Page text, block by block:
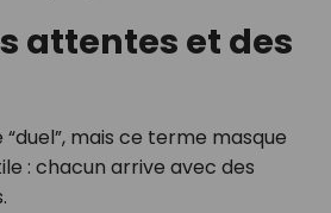
attentes et des
mais ce terme masque
: chacun arrive avec des